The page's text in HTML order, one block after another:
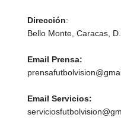
Dirección:
Bello Monte, Caracas,
Email Prensa:
Email Servicios: